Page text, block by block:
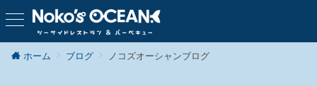
ホーム ブログ ノコズオーシャンブログ